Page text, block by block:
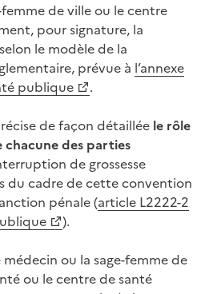
de ville ou le centre
pour signature, la
le modèle de la
prévue à l’annexe
publique
.
de façon détaillée le rôle
chacune des parties
de grossesse
du cadre de cette convention
pénale (article L2222-2
).
médecin ou la sage-femme de
ou le centre de santé